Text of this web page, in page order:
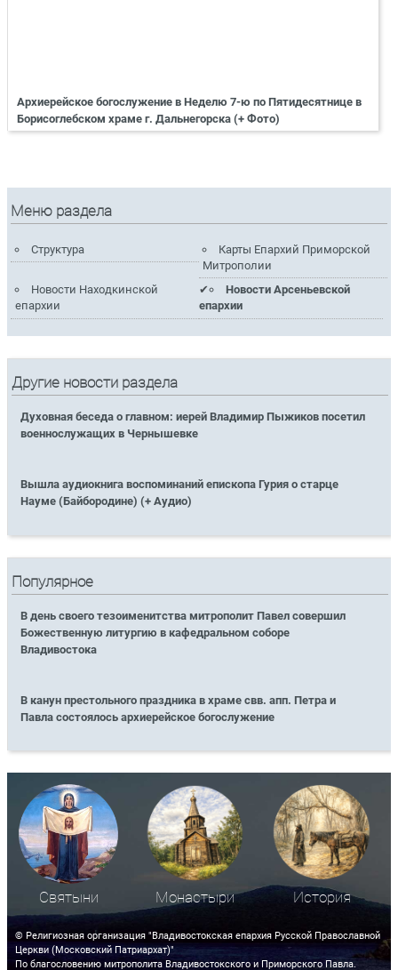
Архиерейское богослужение в Неделю 7-ю по Пятидесятнице в
Борисоглебском храме г. Дальнегорска (+ Фото)
Меню раздела
Структура
Карты Епархий Приморской
Митрополии
Новости Находкинской
епархии
Новости Арсеньевской
епархии
Другие новости раздела
Духовная беседа о главном: иерей Владимир Пыжиков посетил
военнослужащих в Чернышевке
Вышла аудиокнига воспоминаний епископа Гурия о старце
Науме (Байбородине) (+ Аудио)
Популярное
В день своего тезоименитства митрополит Павел совершил
Божественную литургию в кафедральном соборе
Владивостока
В канун престольного праздника в храме свв. апп. Петра и
Павла состоялось архиерейское богослужение
Святыни Монастыри История
© Религиозная организация "Владивостокская епархия Русской Православной
Церкви (Московский Патриархат)"
По благословению митрополита Владивостокского и Приморского Павла.